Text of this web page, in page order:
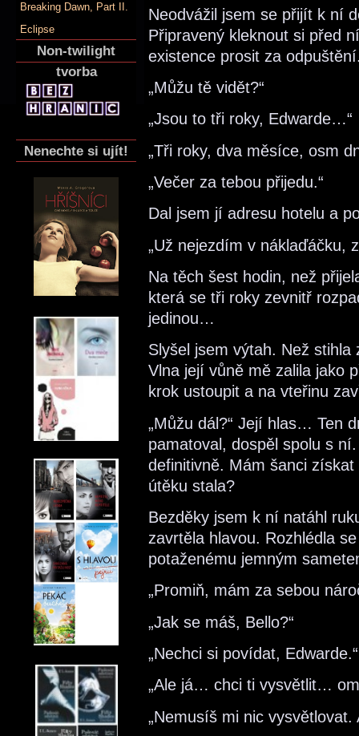
Breaking Dawn, Part II.
Eclipse
Non-twilight
tvorba
Nenechte si ujít!
Neodvážil jsem se přijít k ní
Připravený kleknout si před
existence prosit za
„Můžu tě vidět?“
„Jsou to tři roky, Edwarde…“
„Tři roky, dva měsíce, osm
„Večer za tebou přijedu.“
Dal jsem jí adresu hotelu a
„Už nejezdím v náklaďáčku,
Na těch šest hodin, než
která se tři roky zevnitř
jedinou…
Slyšel jsem výtah. Než
Vlna její vůně mě zalila jako
krok ustoupit a na vteřinu
„Můžu dál?“ Její hlas… Ten
pamatoval, dospěl spolu s
definitivně. Mám šanci
útěku stala?
Bezděky jsem k ní natáhl
zavrtěla hlavou. Rozhlédla
potaženému jemným
„Promiň, mám za sebou
„Jak se máš, Bello?“
„Nechci si povídat, Edwarde.“
„Ale já… chci ti vysvětlit…
„Nemusíš mi nic